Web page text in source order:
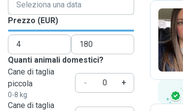
Prezzo (EUR)
Quanti animali domestici?
Cane di taglia
piccola
0-8 kg
- +
Cane di taglia